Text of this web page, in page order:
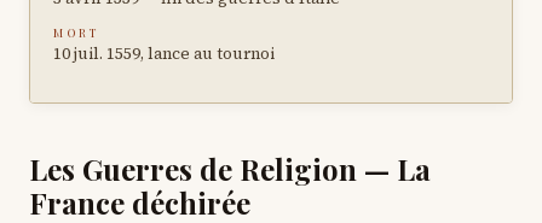
MORT
10 juil. 1559, lance au tournoi
Les Guerres de Religion — La
France déchirée